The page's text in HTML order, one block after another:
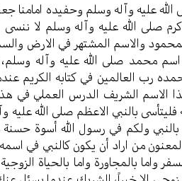
عليه وآله وسلم وحفيده امامنا
صلى الله عليه وآله وسلم لا
والاسم المشتهر في الارض
محمد صلى الله عليه وآله وسلم،
رب العالمين في كتابه الكريم
الاسم الشريف الدرس العملي في
بالنبي الاعظم صلى الله
ولكم في رسول الله أسوة
من اراد أن يكون كالنبي في
واما بالمجاورة واما بالحياة